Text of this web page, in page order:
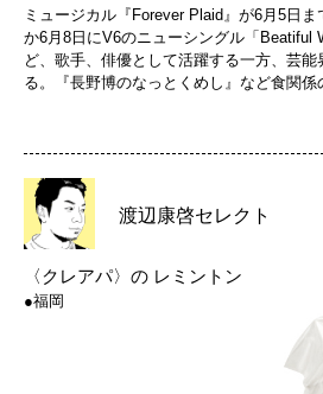
ミュージカル『Forever Plaid』が6月5日
か6月8日にV6のニューシングル「Beatiful
ど、歌手、俳優として活躍する一方、芸
る。『長野博のなっとくめし』など食関係
渡辺康啓セレクト
〈クレアパ〉の レミントン
●福岡